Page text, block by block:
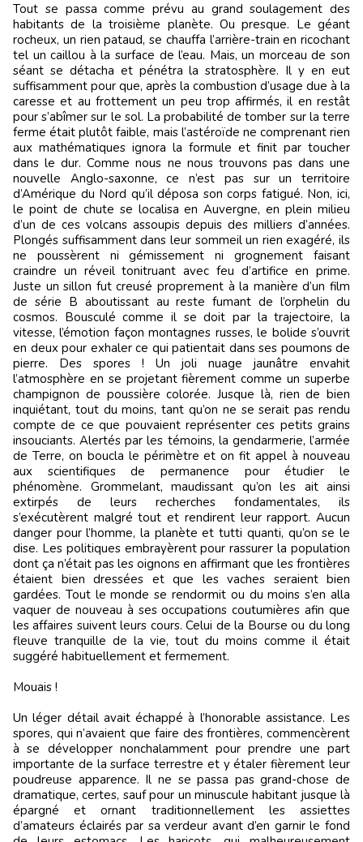
Tout se passa comme prévu au grand soulagement des
habitants de la troisième planète. Ou presque. Le géant
rocheux, un rien pataud, se chauffa l’arrière-train en ricochant
tel un caillou à la surface de l’eau. Mais, un morceau de son
séant se détacha et pénétra la stratosphère. Il y en eut
suffisamment pour que, après la combustion d’usage due à la
caresse et au frottement un peu trop affirmés, il en restât
pour s’abîmer sur le sol. La probabilité de tomber sur la terre
ferme était plutôt faible, mais l’astéroïde ne comprenant rien
aux mathématiques ignora la formule et finit par toucher
dans le dur. Comme nous ne nous trouvons pas dans une
nouvelle Anglo-saxonne, ce n’est pas sur un territoire
d’Amérique du Nord qu’il déposa son corps fatigué. Non, ici,
le point de chute se localisa en Auvergne, en plein milieu
d’un de ces volcans assoupis depuis des milliers d’années.
Plongés suffisamment dans leur sommeil un rien exagéré, ils
ne poussèrent ni gémissement ni grognement faisant
craindre un réveil tonitruant avec feu d’artifice en prime.
Juste un sillon fut creusé proprement à la manière d’un film
de série B aboutissant au reste fumant de l’orphelin du
cosmos. Bousculé comme il se doit par la trajectoire, la
vitesse, l’émotion façon montagnes russes, le bolide s’ouvrit
en deux pour exhaler ce qui patientait dans ses poumons de
pierre. Des spores ! Un joli nuage jaunâtre envahit
l’atmosphère en se projetant fièrement comme un superbe
champignon de poussière colorée. Jusque là, rien de bien
inquiétant, tout du moins, tant qu’on ne se serait pas rendu
compte de ce que pouvaient représenter ces petits grains
insouciants. Alertés par les témoins, la gendarmerie, l’armée
de Terre, on boucla le périmètre et on fit appel à nouveau
aux scientifiques de permanence pour étudier le
phénomène. Grommelant, maudissant qu’on les ait ainsi
extirpés de leurs recherches fondamentales, ils
s’exécutèrent malgré tout et rendirent leur rapport. Aucun
danger pour l’homme, la planète et tutti quanti, qu’on se le
dise. Les politiques embrayèrent pour rassurer la population
dont ça n’était pas les oignons en affirmant que les frontières
étaient bien dressées et que les vaches seraient bien
gardées. Tout le monde se rendormit ou du moins s’en alla
vaquer de nouveau à ses occupations coutumières afin que
les affaires suivent leurs cours. Celui de la Bourse ou du long
fleuve tranquille de la vie, tout du moins comme il était
suggéré habituellement et fermement.
Mouais !
Un léger détail avait échappé à l’honorable assistance. Les
spores, qui n’avaient que faire des frontières, commencèrent
à se développer nonchalamment pour prendre une part
importante de la surface terrestre et y étaler fièrement leur
poudreuse apparence. Il ne se passa pas grand-chose de
dramatique, certes, sauf pour un minuscule habitant jusque là
épargné et ornant traditionnellement les assiettes
d’amateurs éclairés par sa verdeur avant d’en garnir le fond